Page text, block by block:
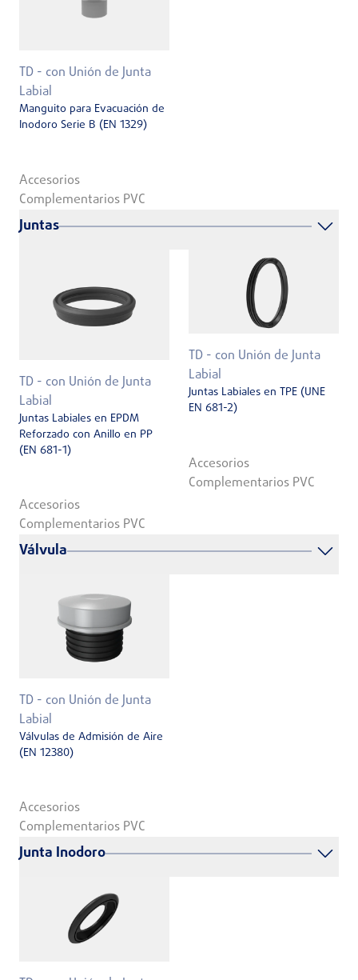
TD - con Unión de Junta
Labial
Manguito para Evacuación de
Inodoro Serie B (EN 1329)
Accesorios
Complementarios PVC
Juntas
TD - con Unión de Junta
Labial
Juntas Labiales en EPDM
Reforzado con Anillo en PP
(EN 681-1)
Accesorios
Complementarios PVC
TD - con Unión de Junta
Labial
Juntas Labiales en TPE (UNE
EN 681-2)
Accesorios
Complementarios PVC
Válvula
TD - con Unión de Junta
Labial
Válvulas de Admisión de Aire
(EN 12380)
Accesorios
Complementarios PVC
Junta Inodoro